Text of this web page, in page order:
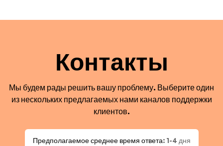
Контакты
Мы будем рады решить вашу проблему. Выберите один
из нескольких предлагаемых нами каналов поддержки
клиентов.
Предполагаемое среднее время ответа: 1-4 дня